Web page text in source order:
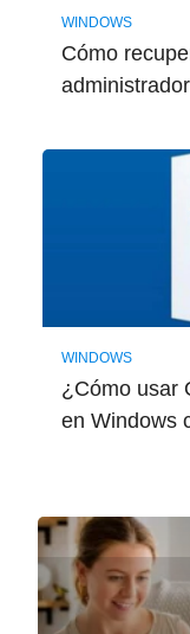
WINDOWS
Cómo
WINDOWS
¿Cómo usar
en Windows